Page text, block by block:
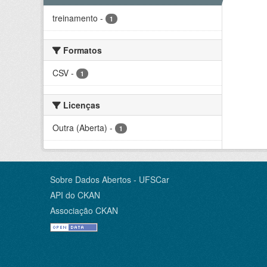
treinamento - 1
Formatos
CSV - 1
Licenças
Outra (Aberta) - 1
Sobre Dados Abertos - UFSCar
API do CKAN
Associação CKAN